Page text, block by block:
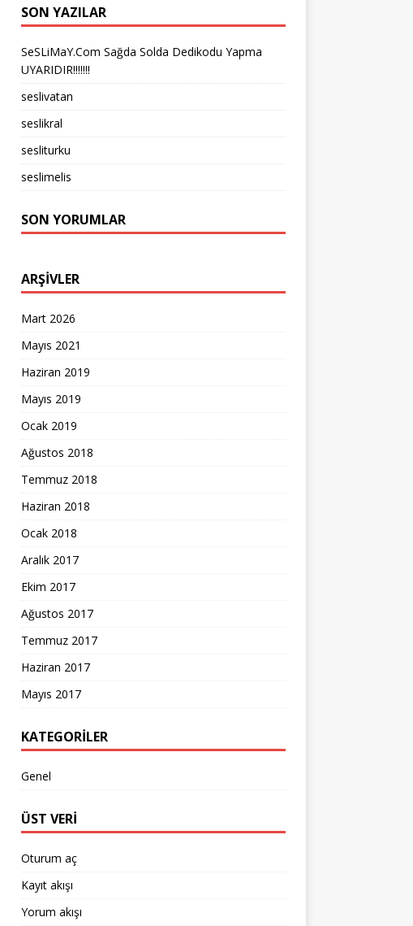
SON YAZILAR
SeSLiMaY.Com Sağda Solda Dedikodu Yapma
UYARIDIR!!!!!!!
seslivatan
seslikral
sesliturku
seslimelis
SON YORUMLAR
ARŞIVLER
Mart 2026
Mayıs 2021
Haziran 2019
Mayıs 2019
Ocak 2019
Ağustos 2018
Temmuz 2018
Haziran 2018
Ocak 2018
Aralık 2017
Ekim 2017
Ağustos 2017
Temmuz 2017
Haziran 2017
Mayıs 2017
KATEGORILER
Genel
ÜST VERI
Oturum aç
Kayıt akışı
Yorum akışı